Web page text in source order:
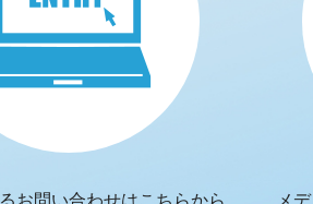
お問い合わせはこちらから メ